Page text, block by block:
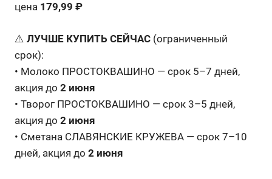
цена 179,99 ₽
⚠️ ЛУЧШЕ КУПИТЬ СЕЙЧАС (ограниченный
срок):
• Молоко ПРОСТОКВАШИНО — срок 5–7 дней,
акция до 2 июня
• Творог ПРОСТОКВАШИНО — срок 3–5 дней,
акция до 2 июня
• Сметана СЛАВЯНСКИЕ КРУЖЕВА — срок 7–10
дней, акция до 2 июня